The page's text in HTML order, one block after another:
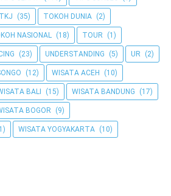
TKJ (35) TOKOH DUNIA (2)
NASIONAL (18) TOUR (1)
(23) UNDERSTANDING (5) UR (2)
(12) WISATA ACEH (10)
BALI (15) WISATA BANDUNG (17)
BOGOR (9)
WISATA YOGYAKARTA (10)